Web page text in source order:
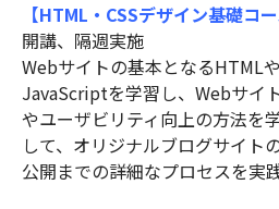
【HTML・CSSデザイン基礎コー
開講、隔週実施
Webサイトの基本となるHTMLや
JavaScriptを学習し、Webサイ
やユーザビリティ向上の方法を
して、オリジナルブログサイト
公開までの詳細なプロセスを実